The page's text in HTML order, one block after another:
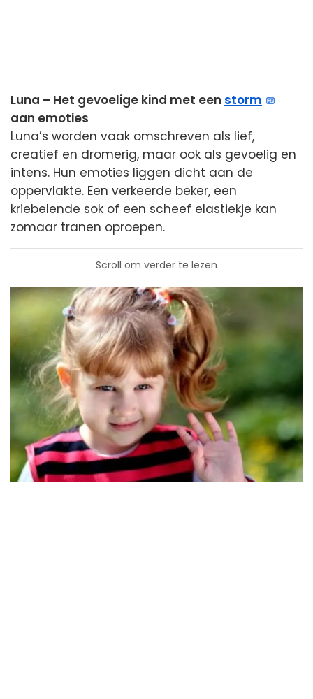
Luna – Het gevoelige kind met een storm
aan emoties
Luna’s worden vaak omschreven als lief,
creatief en dromerig, maar ook als gevoelig en
intens. Hun emoties liggen dicht aan de
oppervlakte. Een verkeerde beker, een
kriebelende sok of een scheef elastiekje kan
zomaar tranen oproepen.
Scroll om verder te lezen